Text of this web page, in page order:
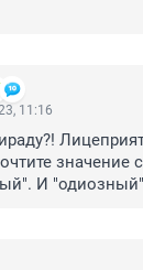
11:16
значение
И